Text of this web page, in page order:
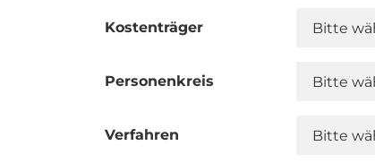
Kostenträger
Personenkreis
Verfahren